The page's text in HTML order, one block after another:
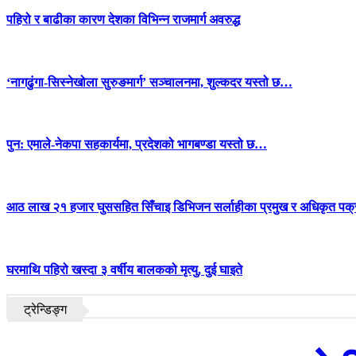
पहिरो र बाढीका कारण देशका विभिन्न राजमार्ग अवरुद्ध
‘नागढुंगा-सिस्नेखोला सुरुङमार्ग’ सञ्चालनमा, शुल्कदर यस्तो छ…
पुन: एमाले-नेकपा सहकार्यमा, प्रदेशको भागबण्डा यस्तो छ…
आठ लाख २१ हजार घुससहित सिँचाइ डिभिजन सर्लाहीका प्रमुख र अधिकृत
घरमाथि पहिरो खस्दा ३ वर्षीय बालकको मृत्यु, दुई घाइते
ट्रेन्डिङ्ग